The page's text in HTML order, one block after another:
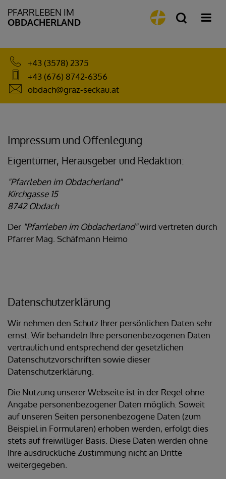
PFARRLEBEN IM
OBDACHERLAND
+43 (3578) 2375
+43 (676) 8742-6356
obdach@graz-seckau.at
Impressum und Offenlegung
Eigentümer, Herausgeber und Redaktion:
"Pfarrleben im Obdacherland"
Kirchgasse 15
8742 Obdach
Der "Pfarrleben im Obdacherland"wird vertreten durch
Pfarrer Mag. Schäfmann Heimo
Datenschutzerklärung
Wir nehmen den Schutz Ihrer persönlichen Daten sehr
ernst. Wir behandeln Ihre personenbezogenen Daten
vertraulich und entsprechend der gesetzlichen
Datenschutzvorschriften sowie dieser
Datenschutzerklärung.
Die Nutzung unserer Webseite ist in der Regel ohne
Angabe personenbezogener Daten möglich. Soweit
auf unseren Seiten personenbezogene Daten (zum
Beispiel in Formularen) erhoben werden, erfolgt dies
stets auf freiwilliger Basis. Diese Daten werden ohne
Ihre ausdrückliche Zustimmung nicht an Dritte
weitergegeben.